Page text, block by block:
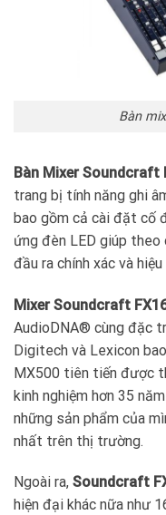
Bàn
Bàn MixerSoundcraft
trang bị tính năng ghi
bao gồm cả cài đặt cố
ứng đèn LED giúp
đầu ra chính xác và hiệu
Mixer Soundcraft
AudioDNA® cùng đặc
Digitech và Lexicon
MX500 tiên tiến được
kinh nghiệm hơn 35
những sản phẩm của
nhất trên thị trường.
Ngoài ra, Soundcraft
hiện đại khác nữa như